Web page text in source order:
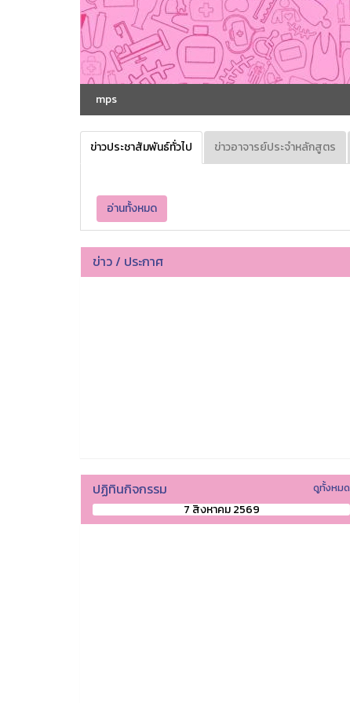
mps
ข่าวประชาสัมพันธ์ทั่วไป ข่าวอาจารย์ประจำหลักสูตร
อ่านทั้งหมด
ข่าว / ประกาศ
ปฏิทินกิจกรรม ดูทั้งหมด
7 สิงหาคม 2569